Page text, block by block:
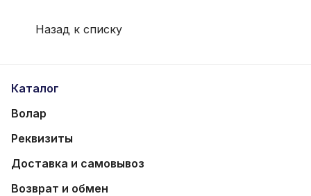
Назад к списку
Каталог
Волар
Реквизиты
Доставка и самовывоз
Возврат и обмен